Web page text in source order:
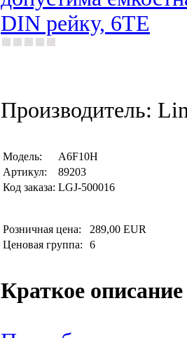
DIN рейку, 6TE
Производитель:
Модель:
A6F10H
Артикул:
89203
Код заказа: LGJ-500016
Розничная цена:
289,00 EUR
Ценовая группа:
6
Краткое описание